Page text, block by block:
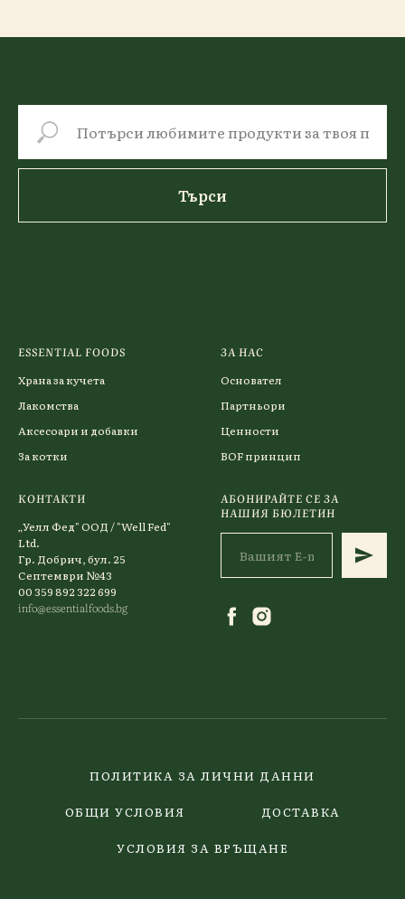
Търси
ESSENTIAL FOODS
Храна за кучета
Лакомства
Аксесоари и добавки
За котки
ЗА НАС
Основател
Партньори
Ценности
BOF принцип
КОНТАКТИ
„Уелл Фед" ООД / "Well Fed"
Ltd.
Гр. Добрич, бул. 25
Септември №43
00 359 892 322 699
info@essentialfoods.bg
АБОНИРАЙТЕ СЕ ЗА
НАШИЯ БЮЛЕТИН
ПОЛИТИКА ЗА ЛИЧНИ ДАННИ
ОБЩИ УСЛОВИЯ ДОСТАВКА
УСЛОВИЯ ЗА ВРЪЩАНЕ